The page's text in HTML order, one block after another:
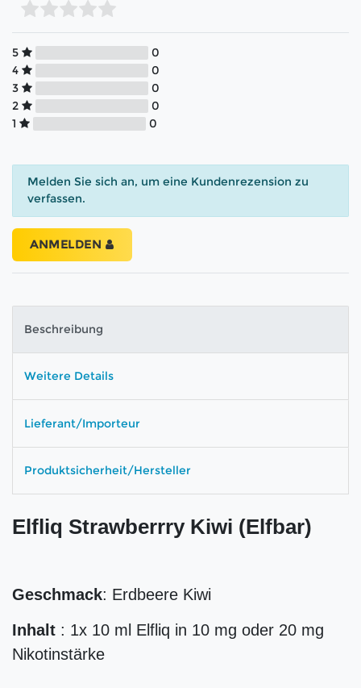
5
0
4
0
3
0
2
0
1
0
Melden Sie sich an, um eine Kundenrezension zu
verfassen.
ANMELDEN
Beschreibung
Weitere Details
Lieferant/Importeur
Produktsicherheit/Hersteller
Elfliq Strawberrry Kiwi (Elfbar)
Geschmack: Erdbeere Kiwi
Inhalt : 1x 10 ml Elfliq in 10 mg oder 20 mg
Nikotinstärke